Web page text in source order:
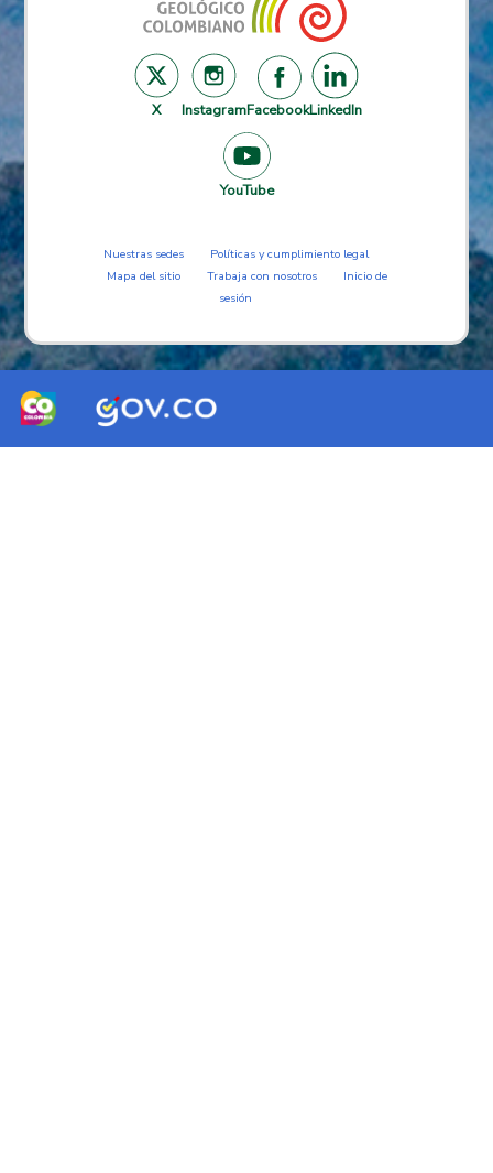
X InstagramFacebookLinkedIn
YouTube
Nuestras sedes
Políticas y cumplimiento legal
Mapa del sitio
Trabaja con nosotros
Inicio de
sesión